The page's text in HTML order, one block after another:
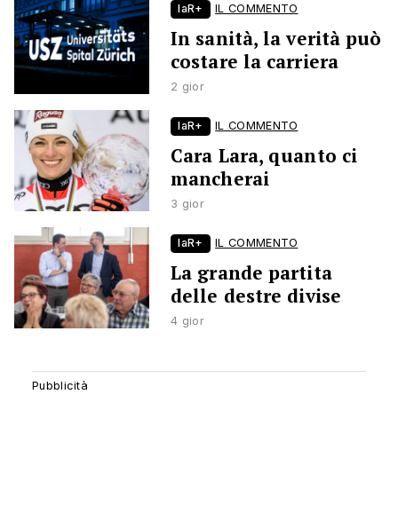
laR+ IL COMMENTO
In sanità, la verità può
costare la carriera
2 gior
laR+ IL COMMENTO
Cara Lara, quanto ci
mancherai
3 gior
laR+ IL COMMENTO
La grande partita
delle destre divise
4 gior